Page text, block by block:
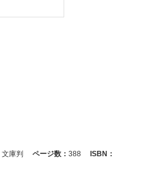
文庫判 ページ数： 388
ISBN：